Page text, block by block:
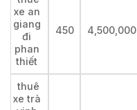
xe an
giang
đi
phan
thiết
450 4,500,000
thuê
xe trà